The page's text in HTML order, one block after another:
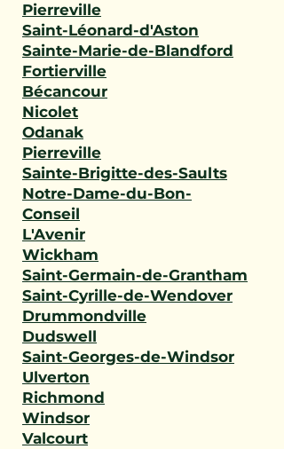
Pierreville
Saint-Léonard-d'Aston
Sainte-Marie-de-Blandford
Fortierville
Bécancour
Nicolet
Odanak
Pierreville
Sainte-Brigitte-des-Saults
Notre-Dame-du-Bon-
Conseil
L'Avenir
Wickham
Saint-Germain-de-Grantham
Saint-Cyrille-de-Wendover
Drummondville
Dudswell
Saint-Georges-de-Windsor
Ulverton
Richmond
Windsor
Valcourt